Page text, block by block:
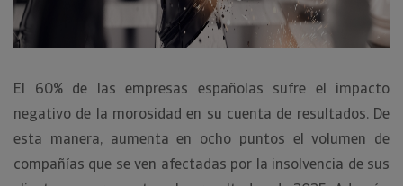
El 60% de las empresas españolas sufre el impacto
negativo de la morosidad en su cuenta de resultados. De
esta manera, aumenta en ocho puntos el volumen de
compañías que se ven afectadas por la insolvencia de sus